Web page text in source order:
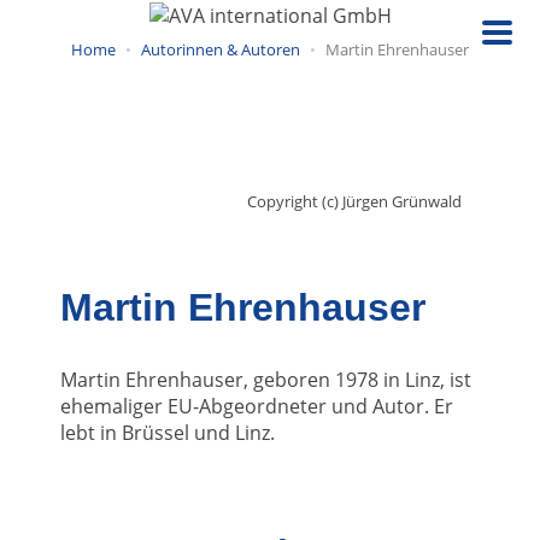
Home Autorinnen & Autoren Martin Ehrenhauser
Copyright (c) Jürgen Grünwald
Martin Ehrenhauser
Martin Ehrenhauser, geboren 1978 in Linz, ist
ehemaliger EU-Abgeordneter und Autor. Er
lebt in Brüssel und Linz.